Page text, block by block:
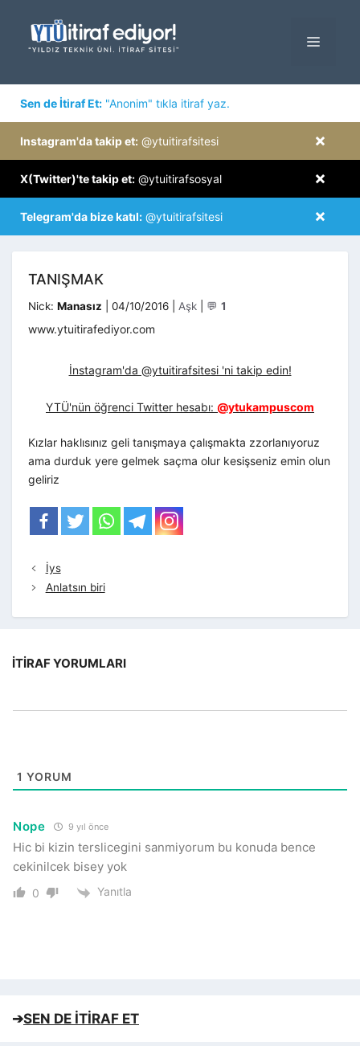
MENÜ
Sen de İtiraf Et: "Anonim" tıkla itiraf yaz.
×
Instagram'da takip et: @ytuitirafsitesi
×
X(Twitter)'te takip et: @ytuitirafsosyal
×
Telegram'da bize katıl: @ytuitirafsitesi
TANIŞMAK
Nick: Manasız 04/10/2016 Kategoriler
Aşk 💬 1
www.ytuitirafediyor.com
İnstagram'da @ytuitirafsitesi 'ni takip edin!
YTÜ'nün öğrenci Twitter hesabı: @ytukampuscom
Kızlar haklısınız geli tanışmaya çalışmakta zzorlanıyoruz
ama durduk yere gelmek saçma olur kesişseniz emin olun
geliriz
İys
Anlatsın biri
İTIRAF YORUMLARI
1 YORUM
Nope 9 yıl önce
Hic bi kizin terslicegini sanmiyorum bu konuda bence
cekinilcek bisey yok
0 Yanıtla
➔SEN DE İTİRAF ET